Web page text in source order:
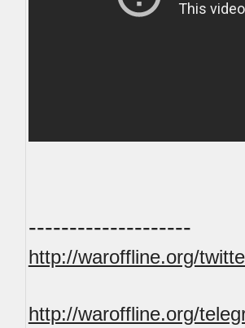
--------------------
http://waroffline.org/
http://waroffline.org/